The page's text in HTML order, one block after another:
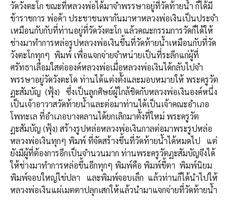
วัดวังตะโก ขณะที่หลวงพ่อได้มาจำพรรษาอยู่ที่วัดท้ายน้ำ ก็ได้มี
ข้าราชการ พ่อค้า ประชาชนพากันมาหาหลวงพ่อเงินเป็นประจำ
เหมือนกับกับที่ท่านอยู่ที่วัดวังตะโก แล้วคณะกรรมการวัดก็ได้ให้
ช่างมาทำการหล่อรูปหลวงพ่อเงินขึ้นที่วัดท้ายน้ำเหมือนกับที่วัด
วังตะโกทุกๆ พิมพ์ เพื่อแจกจ่ายจำหน่ายเป็นที่ระลึกแก่ผู้ที่
ศรัทธาเลื่อมใสต่อองค์หลวงพ่อเมื่อหลวงพ่อเงินได้กลับไปจำ
พรรษาอยู่วัดวังตะโด ท่านได้แต่งตั้งและมอบหมายให้ พระครูวัต
ฏะสัมบัญ (ฟุ้ง) ซึ่งเป็นลูกศิษย์ผู้ใกล้ชิดกับหลวงพ่อเงินองค์หนึ่ง
เป็นเจ้าอาวาสวัดท้ายน้ำและต่อมาท่านได้เป็นเจ้าคณะอำเภอ
โพทะเล ที่อำเภอบางคลานได้ยกเลิกมาตั้งที่ใหม่ พระครูวัต
ฏะสัมบัญ (ฟุ้ง) สร้างรูปหล่อหลวงพ่อเงินกาลต่อมาพระรูปหล่อ
หลวงพ่อเงินทุกๆ พิมพ์ ที่จัดสร้างขึ้นที่วัดท้ายน้ำได้หมดไป แต่
ยังมีผู้ที่ต้องการอีกเป็นจำนวนมาก ท่านพระครูวัตฏะสัมบัญจึงได้
ให้ช่างมาทำการหล่อขึ้นอีกทุกๆ พิมพ์คือ พิมพ์ขี้ตา พิมพ์นิยม
พิมพ์จอบใหญ่ไข่ปลา และพิมพ์จอบเล็ก แล้วท่านก็ได้นำไปให้
หลวงพ่อเงินแผ่เมตตาปลุกเสกให้แล้วนำมาแจกจ่ายที่วัดท้ายน้ำ